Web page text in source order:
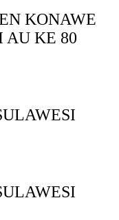
KONAWE
AU KE 80